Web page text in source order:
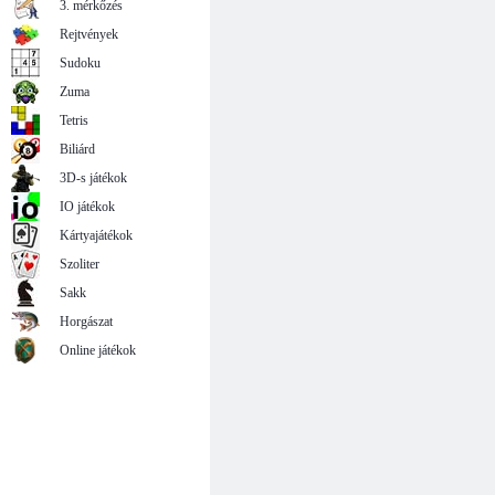
3. mérkőzés
Rejtvények
Sudoku
Zuma
Tetris
Biliárd
3D-s játékok
IO játékok
Kártyajátékok
Szoliter
Sakk
Horgászat
Online játékok